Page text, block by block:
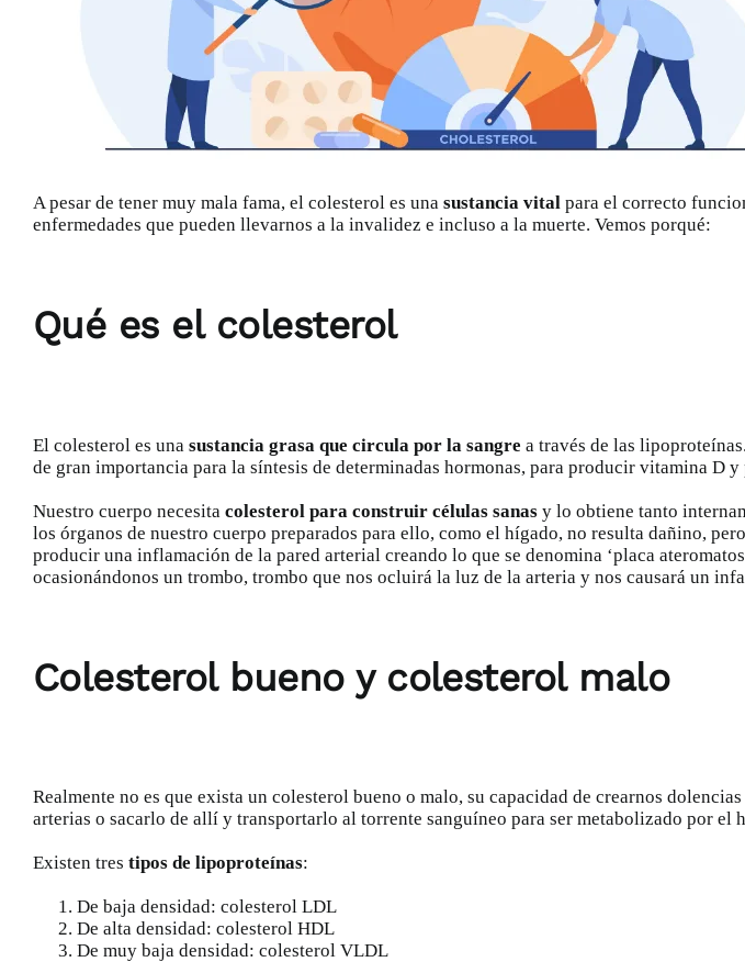
A pesar de tener muy mala fama, el colesterol es una sustancia vital para el correcto
enfermedades que pueden llevarnos a la invalidez e incluso a la muerte. Vemos porqué:
Qué es el colesterol
El colesterol es una sustancia grasa que circula por la sangre a través de las
de gran importancia para la síntesis de determinadas hormonas, para producir vitamina D
Nuestro cuerpo necesita colesterol para construir células sanas y lo obtiene tanto
los órganos de nuestro cuerpo preparados para ello, como el hígado, no resulta dañino,
producir una inflamación de la pared arterial creando lo que se denomina ‘placa
ocasionándonos un trombo, trombo que nos ocluirá la luz de la arteria y nos causará un
Colesterol bueno y colesterol malo
Realmente no es que exista un colesterol bueno o malo, su capacidad de crearnos dolencias
arterias o sacarlo de allí y transportarlo al torrente sanguíneo para ser metabolizado por el
Existen tres tipos de lipoproteínas:
De baja densidad: colesterol LDL
De alta densidad: colesterol HDL
De muy baja densidad: colesterol VLDL